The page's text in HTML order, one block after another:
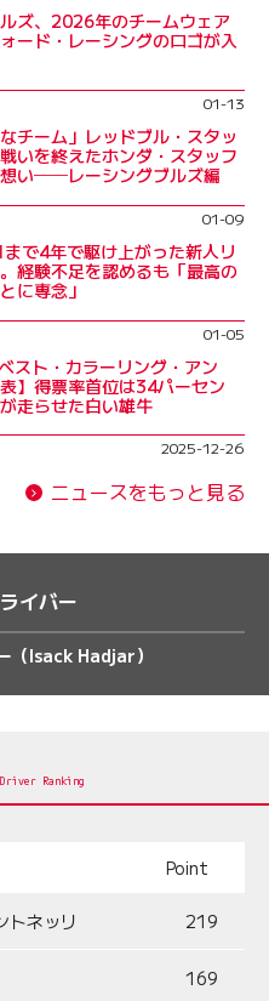
ズ、2026年のチームウェア
ード・レーシングのロゴが入
01-13
チーム」レッドブル・スタッ
いを終えたホンダ・スタッフ
い──レーシングブルズ編
01-09
で4年で駆け上がった新人リ
経験不足を認めるも「最高の
に専念」
01-05
スト・カラーリング・アン
】得票率首位は34パーセン
走らせた白い雄牛
2025-12-26
ニュースをもっと見る
イバー
（Isack Hadjar）
Driver Ranking
Point
トネッリ 219
169